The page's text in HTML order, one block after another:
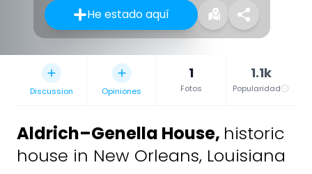
He estado aquí
Discussion Opiniones
1
Fotos
1.1k
Popularidad
Aldrich–Genella House, historic
house in New Orleans, Louisiana